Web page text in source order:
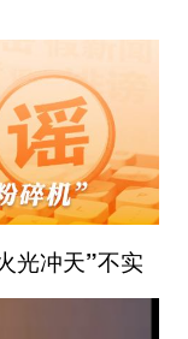
光冲天”不实